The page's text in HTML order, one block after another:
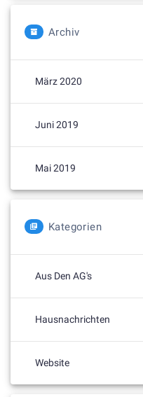
Archiv
März 2020
Juni 2019
Mai 2019
Kategorien
Aus Den AG's
Hausnachrichten
Website